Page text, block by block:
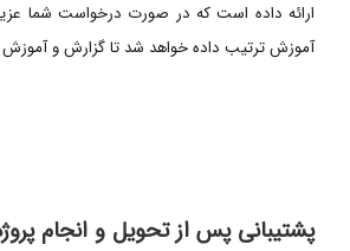
ارائه داده است که در صورت درخواست شما
آموزش ترتیب داده خواهد شد تا گزارش و آموزش
پشتیبانی پس از تحویل و انجام